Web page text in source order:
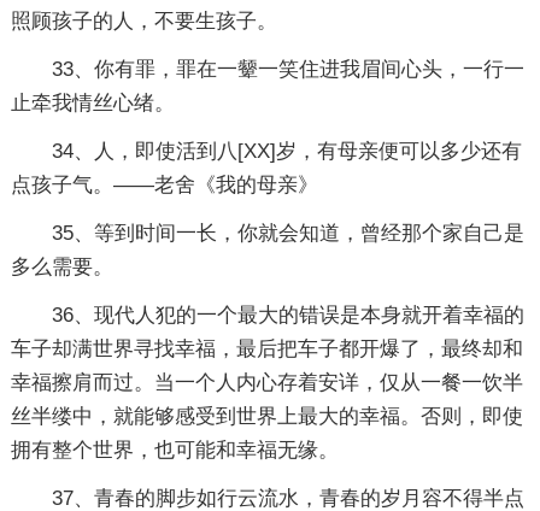
照顾孩子的人，不要生孩子。
33、你有罪，罪在一颦一笑住进我眉间心头，一行一
止牵我情丝心绪。
34、人，即使活到八[XX]岁，有母亲便可以多少还有
点孩子气。——老舍《我的母亲》
35、等到时间一长，你就会知道，曾经那个家自己是
多么需要。
36、现代人犯的一个最大的错误是本身就开着幸福的
车子却满世界寻找幸福，最后把车子都开爆了，最终却和
幸福擦肩而过。当一个人内心存着安详，仅从一餐一饮半
丝半缕中，就能够感受到世界上最大的幸福。否则，即使
拥有整个世界，也可能和幸福无缘。
37、青春的脚步如行云流水，青春的岁月容不得半点